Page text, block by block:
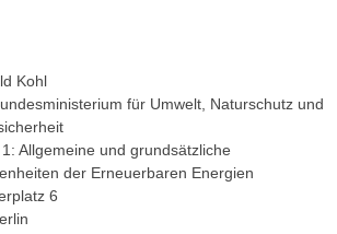
Kohl
für Umwelt, Naturschutz und
Allgemeine und grundsätzliche
der Erneuerbaren Energien
6